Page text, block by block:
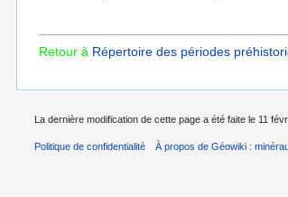
Retour à Répertoire des périodes
La dernière modification de cette page a été faite le 11
Politique de confidentialité À propos de Géowiki :